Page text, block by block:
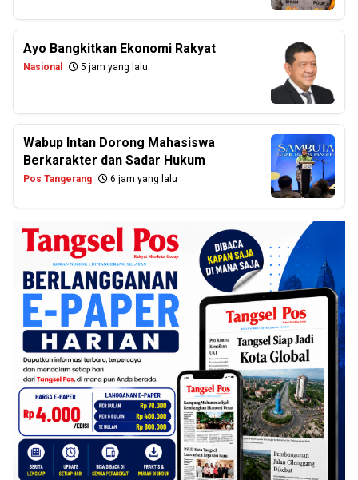
Ayo Bangkitkan Ekonomi Rakyat
Nasional 5 jam yang lalu
Wabup Intan Dorong Mahasiswa
Berkarakter dan Sadar Hukum
Pos Tangerang 6 jam yang lalu